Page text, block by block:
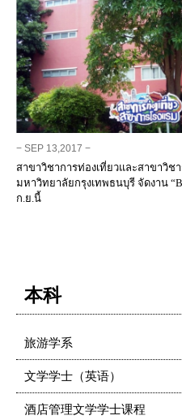
− SEP 13,2017 −
สาขาวิชาการท่องเที่ยวและสาขาวิช
มหาวิทยาลัยกรุงเทพธนบุรี จัดงาน
ก.ย.นี้
本科
旅游学系
文学学士（英语）
酒店管理文学学士课程